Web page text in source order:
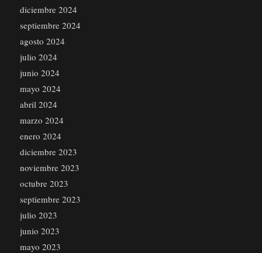
diciembre 2024
septiembre 2024
agosto 2024
julio 2024
junio 2024
mayo 2024
abril 2024
marzo 2024
enero 2024
diciembre 2023
noviembre 2023
octubre 2023
septiembre 2023
julio 2023
junio 2023
mayo 2023